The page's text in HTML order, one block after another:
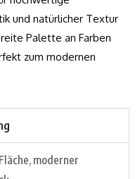
und natürlicher Textur
Palette an Farben
zum modernen
moderner